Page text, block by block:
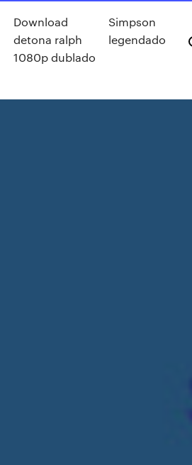
Download
detona ralph
1080p dublado
Simpson
legendado